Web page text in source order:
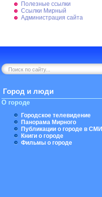
Полезные ссылки
Ссылки Мирный
Администрация сайта
Город и люди
О городе
Городское телевидение
Панорама Мирного
Публикации о городе в СМИ
Книги о городе
Фильмы о городе